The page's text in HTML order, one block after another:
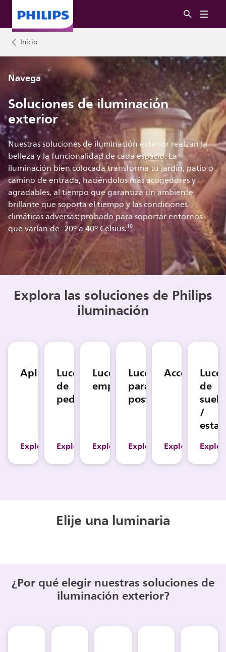
Inicio
Navega
Soluciones de iluminación
exterior
Nuestras soluciones de iluminación exterior realzan la
belleza y la funcionalidad de cada espacio. La
iluminación bien colocada transforma tu jardín, patio o
camino de entrada, haciéndolos más acogedores y
agradables, al tiempo que garantiza un ambiente
brillante que soporta el tiempo y las condiciones
climáticas adversas: probado para soportar entornos
que varían de -20º a 40º Celsius.¹⁰
Explora las soluciones de Philips
iluminación
Apliqué
Explora
Luces
de
pedestal
Explora
Luces
empotradas
Explora
Luces
para
postes
Explora
Accesorios
Explora
Luces
de
suelo
/
Elije una luminaria
¿Por qué elegir nuestras soluciones de
iluminación exterior?